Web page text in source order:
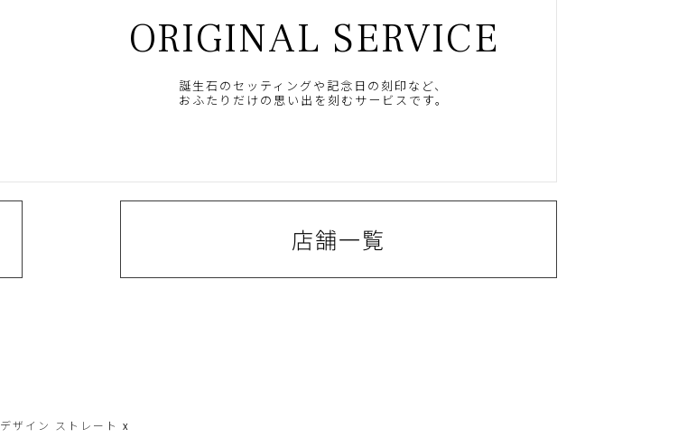
ORIGINAL SERVICE
誕生石のセッティングや記念日の刻印など、
おふたりだけの思い出を刻むサービスです。
店舗一覧
デザイン ストレート x